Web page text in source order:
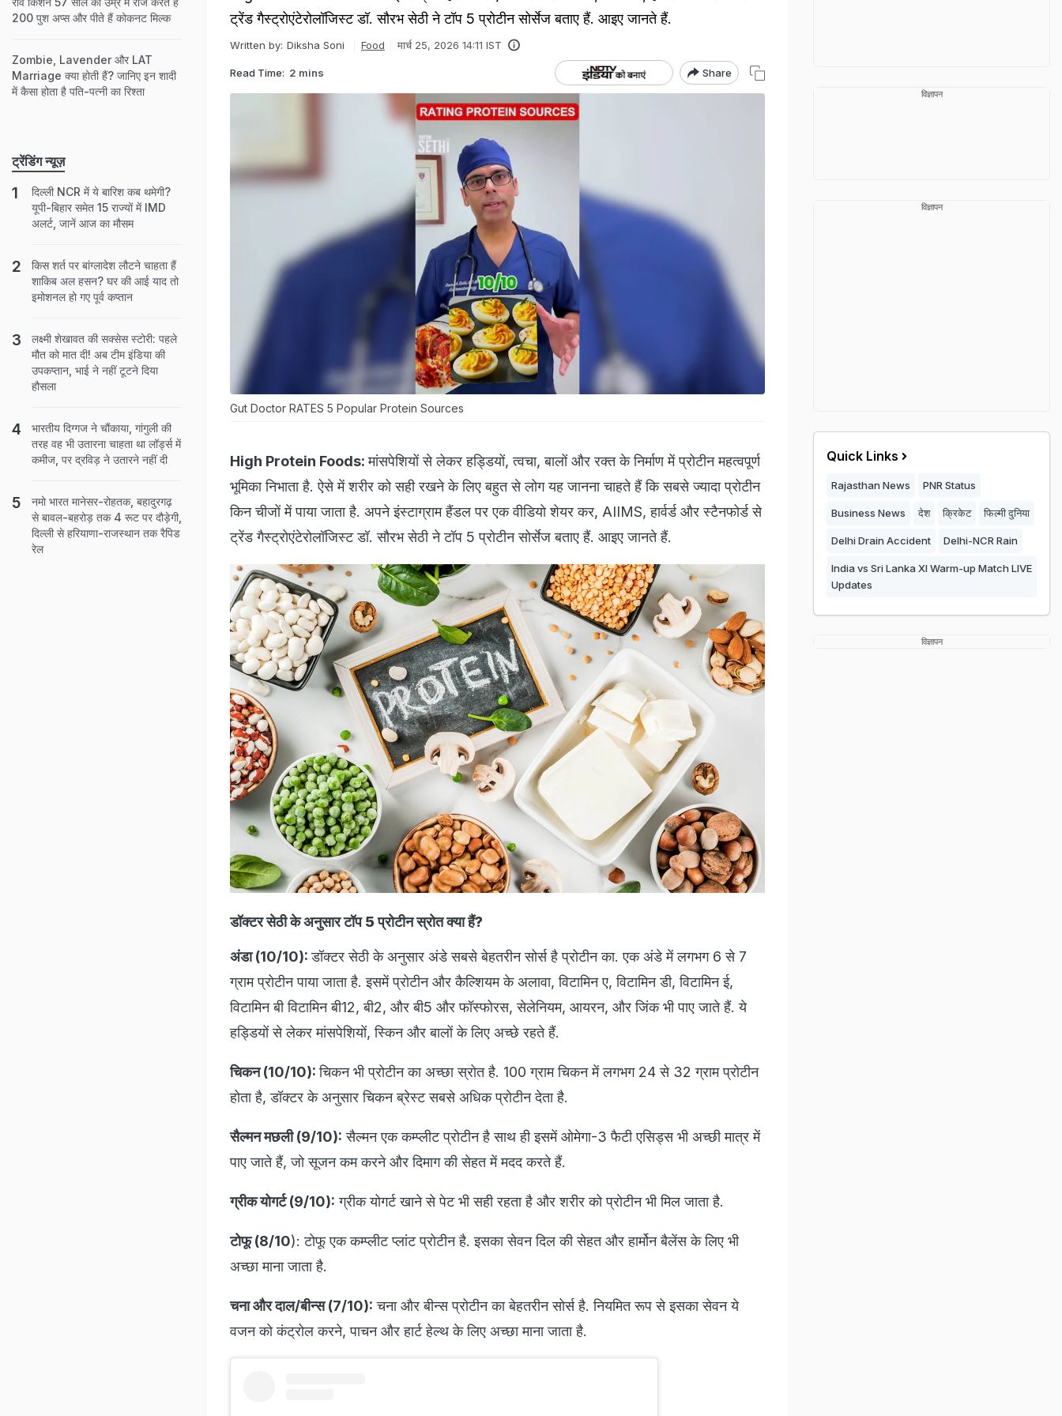
ट्रेंड गैस्ट्रोएंटेरोलॉजिस्ट डॉ. सौरभ सेठी ने टॉप 5 प्रोटीन सोर्सेज बताए हैं. आइए जानते हैं.
Written by: Diksha Soni Food मार्च 25, 2026 14:11 IST
Read Time: 2 mins Share
Gut Doctor RATES 5 Popular Protein Sources
High Protein Foods:मांसपेशियों से लेकर हड्डियों, त्वचा, बालों और रक्त के निर्माण में प्रोटीन महत्वपूर्ण
भूमिका निभाता है. ऐसे में शरीर को सही रखने के लिए बहुत से लोग यह जानना चाहते हैं कि सबसे ज्यादा प्रोटीन
किन चीजों में पाया जाता है. अपने इंस्टाग्राम हैंडल पर एक वीडियो शेयर कर, AIIMS, हार्वर्ड और स्टैनफोर्ड से
ट्रेंड गैस्ट्रोएंटेरोलॉजिस्ट डॉ. सौरभ सेठी ने टॉप 5 प्रोटीन सोर्सेज बताए हैं. आइए जानते हैं.
डॉक्टर सेठी के अनुसार टॉप 5 प्रोटीन स्रोत क्या हैं?
अंडा (10/10):डॉक्टर सेठी के अनुसार अंडे सबसे बेहतरीन सोर्स है प्रोटीन का. एक अंडे में लगभग 6 से 7
ग्राम प्रोटीन पाया जाता है. इसमें प्रोटीन और कैल्शियम के अलावा, विटामिन ए, विटामिन डी, विटामिन ई,
विटामिन बी विटामिन बी12, बी2, और बी5 और फॉस्फोरस, सेलेनियम, आयरन, और जिंक भी पाए जाते हैं. ये
हड्डियों से लेकर मांसपेशियों, स्किन और बालों के लिए अच्छे रहते हैं.
चिकन (10/10):चिकन भी प्रोटीन का अच्छा स्रोत है. 100 ग्राम चिकन में लगभग 24 से 32 ग्राम प्रोटीन
होता है, डॉक्टर के अनुसार चिकन ब्रेस्ट सबसे अधिक प्रोटीन देता है.
सैल्मन मछली (9/10): सैल्मन एक कम्प्लीट प्रोटीन है साथ ही इसमें ओमेगा-3 फैटी एसिड्स भी अच्छी मात्र में
पाए जाते हैं, जो सूजन कम करने और दिमाग की सेहत में मदद करते हैं.
ग्रीक योगर्ट (9/10): ग्रीक योगर्ट खाने से पेट भी सही रहता है और शरीर को प्रोटीन भी मिल जाता है.
टोफू (8/10): टोफू एक कम्प्लीट प्लांट प्रोटीन है. इसका सेवन दिल की सेहत और हार्मोन बैलेंस के लिए भी
अच्छा माना जाता है.
चना और दाल/बीन्स (7/10): चना और बीन्स प्रोटीन का बेहतरीन सोर्स है. नियमित रूप से इसका सेवन ये
वजन को कंट्रोल करने, पाचन और हार्ट हेल्थ के लिए अच्छा माना जाता है.
200 पुश अप्‍स और पीते हैं कोकनट म‍िल्‍क
Zombie, Lavender और LAT
Marriage क्या होती हैं? जानिए इन शादी
में कैसा होता है पति-पत्नी का रिश्ता
ट्रेंडिंग न्यूज़
दिल्ली NCR में ये बारिश कब थमेगी?
यूपी-बिहार समेत 15 राज्यों में IMD
अलर्ट, जानें आज का मौसम
किस शर्त पर बांग्लादेश लौटने चाहता हैं
शाकिब अल हसन? घर की आई याद तो
इमोशनल हो गए पूर्व कप्तान
लक्ष्मी शेखावत की सक्‍सेस स्‍टोरी: पहले
मौत को मात दी! अब टीम इंडिया की
उपकप्तान, भाई ने नहीं टूटने दिया
हौसला
भारतीय दिग्गज ने चौंकाया, गांगुली की
तरह वह भी उतारना चाहता था लॉर्ड्स में
कमीज, पर द्रविड़ ने उतारने नहीं दी
नमो भारत मानेसर-रोहतक, बहादुरगढ़
से बावल-बहरोड़ तक 4 रूट पर दौड़ेगी,
दिल्ली से हरियाणा-राजस्थान तक रैपिड
रेल
विज्ञापन
विज्ञापन
Quick Links
Rajasthan News PNR Status
Business News देश क्रिकेट फिल्मी दुनिया
Delhi Drain Accident Delhi-NCR Rain
India vs Sri Lanka XI Warm-up Match LIVE
Updates
विज्ञापन